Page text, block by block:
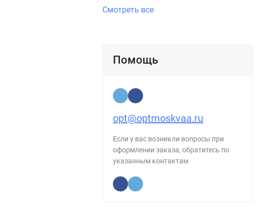
Смотреть все
Помощь
opt@optmoskvaa.ru
Если у вас возникли вопросы при
оформлении заказа, обратитесь по
указанным контактам.